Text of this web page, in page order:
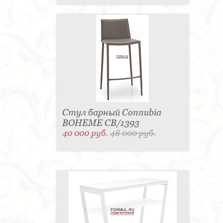
Стул барный Connubia
BOHEME CB/1393
40 000 руб.48 000 руб.